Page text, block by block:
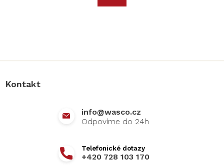
Kontakt
info@wasco.cz
+420 728 103 170